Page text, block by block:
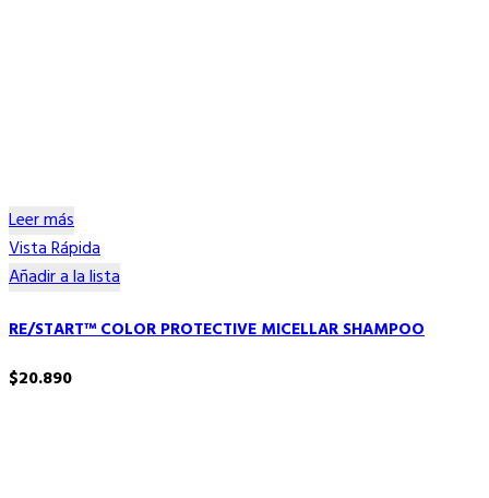
Leer más
Vista Rápida
Añadir a la lista
RE/START™ COLOR PROTECTIVE MICELLAR SHAMPOO
$20.890